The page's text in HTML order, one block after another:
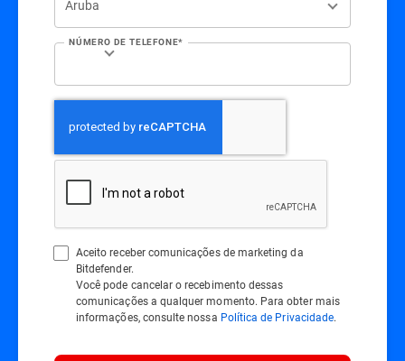
NÚMERO DE TELEFONE*
Aceito receber comunicações de marketing da
Bitdefender.
Você pode cancelar o recebimento dessas
comunicações a qualquer momento. Para obter mais
informações, consulte nossa Política de Privacidade.